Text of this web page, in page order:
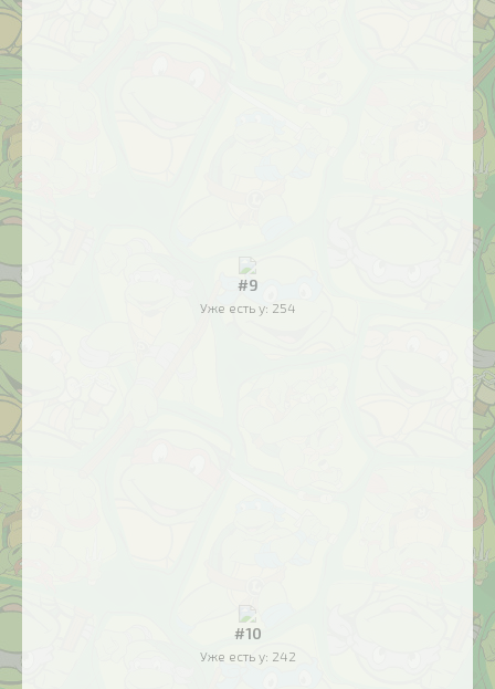
#9
Уже есть у: 254
#10
Уже есть у: 242